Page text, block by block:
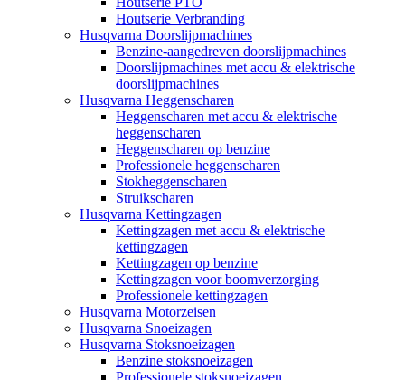
Houtserie Verbranding
Husqvarna Doorslijpmachines
Benzine-aangedreven doorslijpmachines
Doorslijpmachines met accu & elektrische
doorslijpmachines
Husqvarna Heggenscharen
Heggenscharen met accu & elektrische
heggenscharen
Heggenscharen op benzine
Professionele heggenscharen
Stokheggenscharen
Struikscharen
Husqvarna Kettingzagen
Kettingzagen met accu & elektrische
kettingzagen
Kettingzagen op benzine
Kettingzagen voor boomverzorging
Professionele kettingzagen
Husqvarna Motorzeisen
Husqvarna Snoeizagen
Husqvarna Stoksnoeizagen
Benzine stoksnoeizagen
Professionele stoksnoeizagen